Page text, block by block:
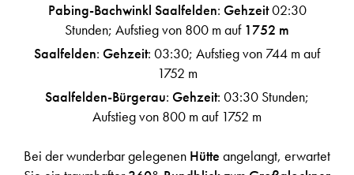
Pabing-Bachwinkl Saalfelden: Gehzeit02:30
Stunden; Aufstieg von 800 m auf 1752 m
Saalfelden: Gehzeit: 03:30; Aufstieg von 744 m auf
1752 m
Saalfelden-Bürgerau: Gehzeit: 03:30 Stunden;
Aufstieg von 800 m auf 1752 m
Bei der wunderbar gelegenen Hütte angelangt, erwartet